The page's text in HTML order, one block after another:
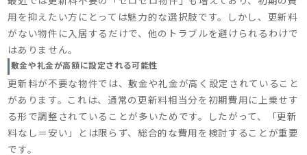
用を抑えたい方にとっては魅力的な選択肢です。しかし、更新料
がない物件に入居するだけで、他のトラブルを避けられるわけで
はありません。
敷金や礼金が高額に設定される可能性
更新料が不要な物件では、敷金や礼金が高く設定されていること
があります。これは、通常の更新料相当分を初期費用に上乗せす
る形で調整されていることが多いためです。したがって、「更新
料なし＝安い」とは限らず、総合的な費用を検討することが重要
です。